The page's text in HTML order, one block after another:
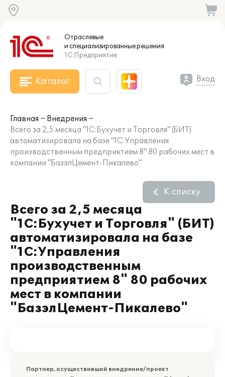
Отраслевые
и специализированныерешения
1С:Предприятие
Каталог Вход
Главная
Внедрения
Всего за 2,5 месяца "1С:Бухучет и Торговля" (БИТ)
автоматизировала на базе "1С:Управления
производственным предприятием 8" 80 рабочих мест в
компании "БазэлЦемент-Пикалево"
Всего за 2,5 месяца
"1С:Бухучет и Торговля" (БИТ)
автоматизировала на базе
"1С:Управления
производственным
предприятием 8" 80 рабочих
мест в компании
"БазэлЦемент-Пикалево"
К списку
Партнер, осуществивший внедрение/проект